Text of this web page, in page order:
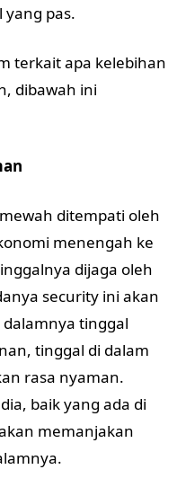
pas.
terkait apa kelebihan
dibawah ini
ditempati oleh
menengah ke
dijaga oleh
security ini akan
tinggal
tinggal di dalam
rasa nyaman.
baik yang ada di
memanjakan